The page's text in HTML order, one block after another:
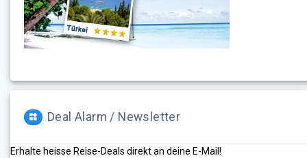
Deal Alarm / Newsletter
Erhalte heisse Reise-Deals direkt an deine E-Mail!